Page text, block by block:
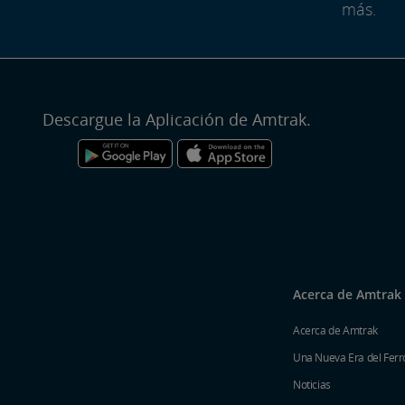
más.
Descargue la Aplicación de Amtrak.
Acerca de Amtrak
Acerca de Amtrak
Una Nueva Era del
Noticias